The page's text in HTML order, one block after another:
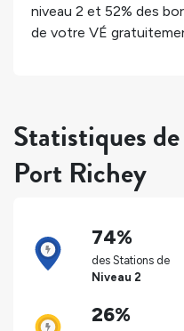
niveau 2 et 52% des
de votre VÉ
Statistiques
Port Richey
74%
des Stations de
Niveau 2
26%